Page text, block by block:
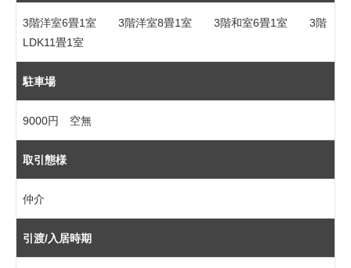
3階洋室6畳1室 3階洋室8畳1室 3階和室6畳1室 3階
LDK11畳1室
駐車場
9000円 空無
取引態様
仲介
引渡/入居時期